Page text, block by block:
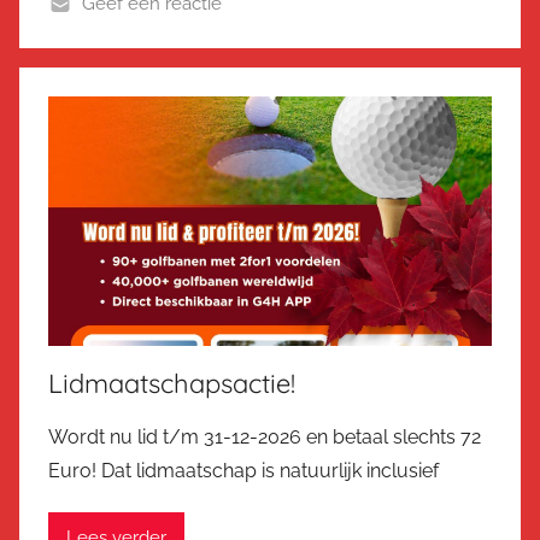
Lidmaatschapsactie!
Wordt nu lid t/m 31-12-2026 en betaal slechts 72
Euro! Dat lidmaatschap is natuurlijk inclusief